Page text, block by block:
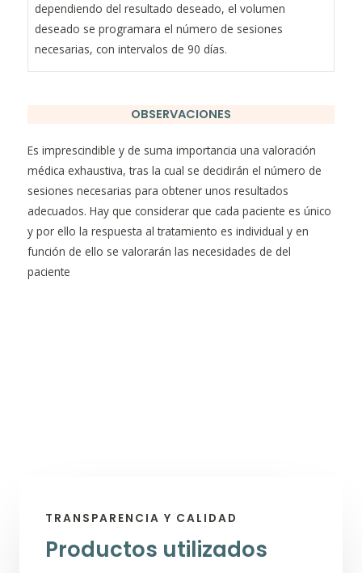
dependiendo del resultado deseado, el volumen
deseado se programara el número de sesiones
necesarias, con intervalos de 90 días.
OBSERVACIONES
Es imprescindible y de suma importancia una valoración
médica exhaustiva, tras la cual se decidirán el número de
sesiones necesarias para obtener unos resultados
adecuados. Hay que considerar que cada paciente es único
y por ello la respuesta al tratamiento es individual y en
función de ello se valorarán las necesidades de del
paciente
TRANSPARENCIA Y CALIDAD
Productos utilizados